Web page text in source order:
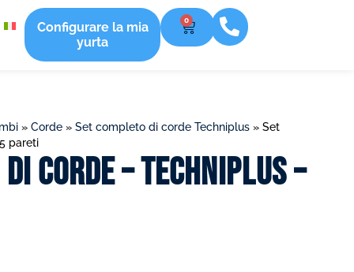
Configurare la mia
yurta
0
» Corde » Set completo di corde Techniplus » Set
pareti
corde – Techniplus –